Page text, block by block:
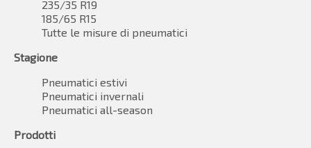
235/35 R19
185/65 R15
Tutte le misure di pneumatici
Stagione
Pneumatici estivi
Pneumatici invernali
Pneumatici all-season
Prodotti